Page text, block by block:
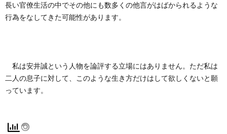
長い官僚生活の中でその他にも数多くの他言がはばかられるような
行為をなしてきた可能性があります。
私は安井誠という人物を論評する立場にはありません。ただ私は
二人の息子に対して、このような生き方だけはして欲しくないと願
っています。